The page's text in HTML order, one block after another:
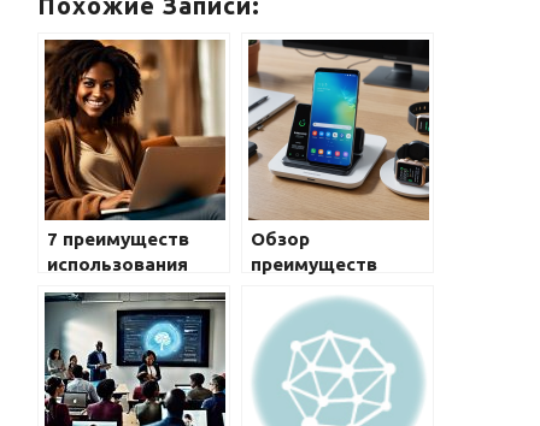
7 преимуществ
использования
домашнего
интернета
Telemax-novoros
Обзор
преимуществ
фирменных
приложений и
сервисов Samsung
в Galaxy: ключ к
максимальному